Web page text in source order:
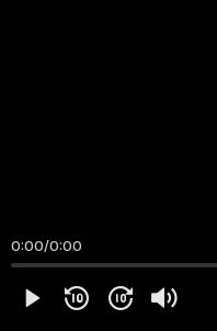
0:00/0:00